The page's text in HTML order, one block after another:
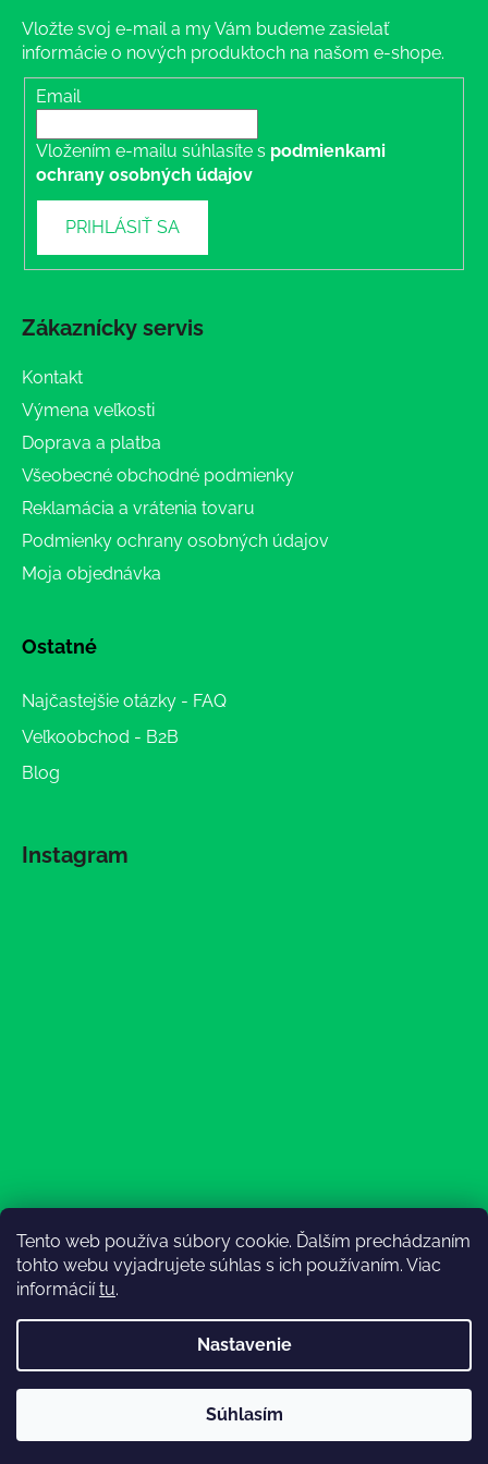
Tento web používa súbory cookie. Ďalším prechádzaním
tohto webu vyjadrujete súhlas s ich používaním. Viac
informáciítu.
Nastavenie
Súhlasím
💚Doprava od 130€ zadarmo💚
Vložte svoj e-mail a my Vám budeme zasielať
informácie o nových produktoch na našom e-shope.
Email
Vložením e-mailu súhlasíte s podmienkami
ochrany osobných údajov
PRIHLÁSIŤ SA
Zákaznícky servis
Kontakt
Výmena veľkosti
Doprava a platba
Všeobecné obchodné podmienky
Reklamácia a vrátenia tovaru
Podmienky ochrany osobných údajov
Moja objednávka
Ostatné
Najčastejšie otázky - FAQ
Veľkoobchod - B2B
Blog
Instagram
Sledovať na Instagrame